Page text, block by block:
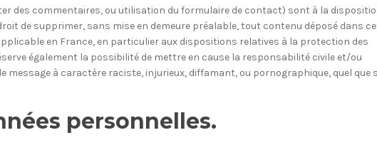
des commentaires, ou utilisation du formulaire de contact) sont à la
de supprimer, sans mise en demeure préalable, tout contenu déposé dans
en France, en particulier aux dispositions relatives à la protection des
également la possibilité de mettre en cause la responsabilité civile et/ou
message à caractère raciste, injurieux, diffamant, ou pornographique, quel que
personnelles.